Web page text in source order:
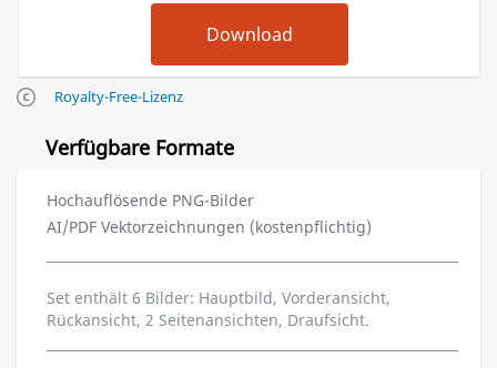
Royalty-Free-Lizenz
Verfügbare Formate
Hochauflösende PNG-Bilder
AI/PDF Vektorzeichnungen (kostenpflichtig)
Set enthält 6 Bilder: Hauptbild, Vorderansicht,
Rückansicht, 2 Seitenansichten, Draufsicht.